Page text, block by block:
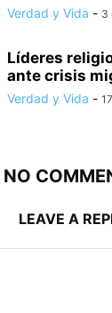
Verdad y Vida - 3
Líderes
ante crisis
Verdad y Vida -
NO
LEAVE A